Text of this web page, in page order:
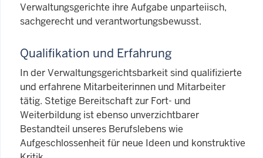
Verwaltungsgerichte ihre Aufgabe unparteiisch,
sachgerecht und verantwortungsbewusst.
Qualifikation und Erfahrung
In der Verwaltungsgerichtsbarkeit sind qualifizierte
und erfahrene Mitarbeiterinnen und Mitarbeiter
tätig. Stetige Bereitschaft zur Fort- und
Weiterbildung ist ebenso unverzichtbarer
Bestandteil unseres Berufslebens wie
Aufgeschlossenheit für neue Ideen und konstruktive